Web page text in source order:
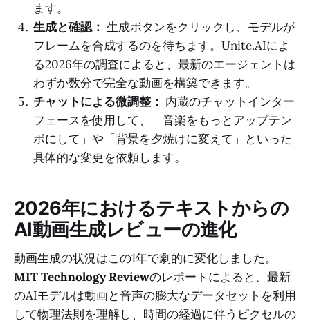
ます。
生成と確認： 生成ボタンをクリックし、モデルが
フレームを合成するのを待ちます。Unite.AIによ
る2026年の調査によると、最新のエージェントは
わずか数分で完全な動画を構築できます。
チャットによる微調整： 内蔵のチャットインター
フェースを使用して、「音楽をもっとアップテン
ポにして」や「背景を夕焼けに変えて」といった
具体的な変更を依頼します。
2026年におけるテキストからの
AI動画生成レビューの進化
動画生成の状況はこの1年で劇的に変化しました。
MIT Technology Reviewのレポートによると、最新
のAIモデルは動画と音声の膨大なデータセットを利用
して物理法則を理解し、時間の経過に伴うピクセルの